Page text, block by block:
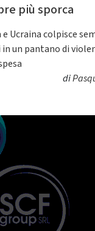
più sporca
Ucraina colpisce
un pantano di
di